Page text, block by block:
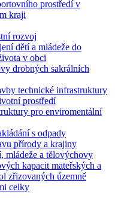
prostředí v
kraji
rozvoj
dětí a mládeže do
v obci
drobných sakrálních
technické infrastruktury
prostředí
pro enviromentální
s odpady
přírody a krajiny
mládeže a tělovýchovy
kapacit mateřských a
zřizovaných územně
celky